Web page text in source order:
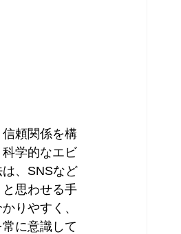
頼関係を構
学的なエビ
、SNSなど
思わせる手
りやすく、
に意識して